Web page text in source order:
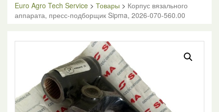
Euro Agro Tech Service > Товары > Корпус вязального
аппарата, пресс-подборщик Sipma, 2026-070-560.00